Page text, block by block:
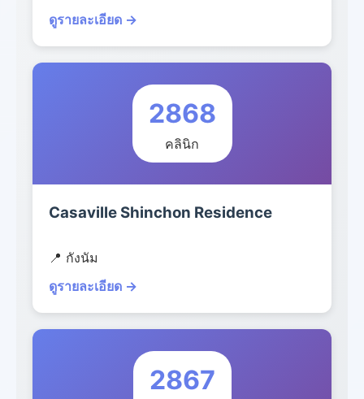
ดูรายละเอียด →
2868
คลินิก
Casaville Shinchon Residence
📍 กังนัม
ดูรายละเอียด →
2867